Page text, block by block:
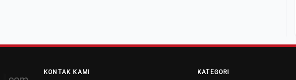
KONTAK KAMI KATEGORI